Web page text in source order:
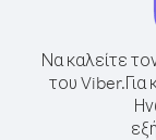
Να καλείτε
του Viber.